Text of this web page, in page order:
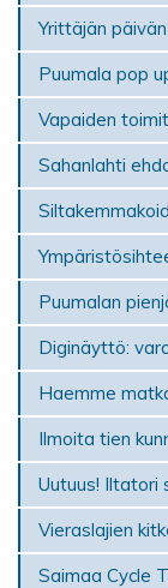
Yrittäjän
Puumala pop
Vapaiden
Sahanlahti
Puumalan
Diginäyttö:
Haemme
Ilmoita tien
Uutuus! Iltatori
Vieraslajien
Saimaa Cycle